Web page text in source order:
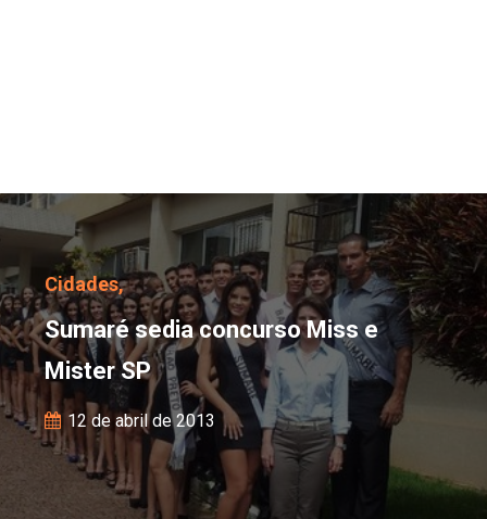
Sumaré sedia
Cidades,
Sumaré sedia concurso Miss e
Mister SP
12 de abril de 2013